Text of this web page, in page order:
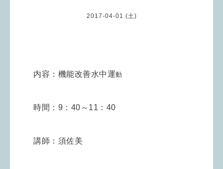
2017-04-01 (土)
内容：機能改善水中運動
時間： 9：40～11：40
講師：須佐美